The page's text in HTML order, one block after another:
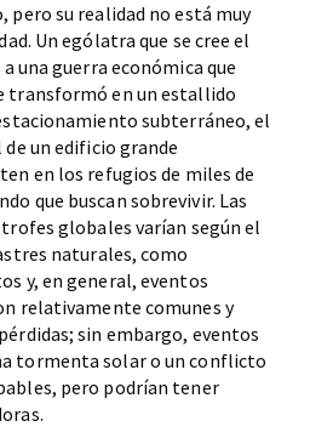
pero su realidad no está muy
Un ególatra que se cree el
una guerra económica que
transformó en un estallido
subterráneo, el
un edificio grande
en los refugios de miles de
que buscan sobrevivir. Las
globales varían según el
naturales, como
y, en general, eventos
relativamente comunes y
sin embargo, eventos
tormenta solar o un conflicto
pero podrían tener